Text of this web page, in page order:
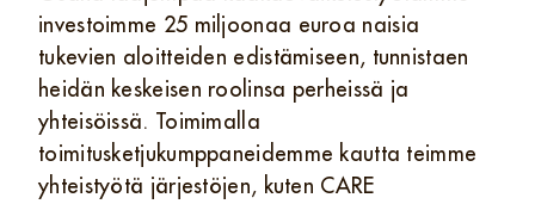
investoimme 25 miljoonaa euroa naisia
tukevien aloitteiden edistämiseen, tunnistaen
heidän keskeisen roolinsa perheissä ja
yhteisöissä. Toimimalla
toimitusketjukumppaneidemme kautta teimme
yhteistyötä järjestöjen, kuten CARE